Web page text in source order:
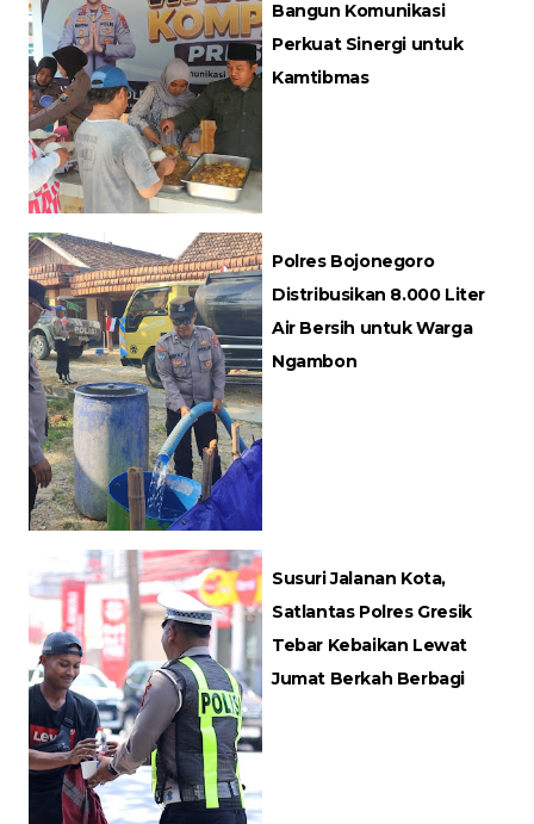
Bangun Komunikasi
Perkuat Sinergi untuk
Kamtibmas
Polres Bojonegoro
Distribusikan 8.000 Liter
Air Bersih untuk Warga
Ngambon
Susuri Jalanan Kota,
Satlantas Polres Gresik
Tebar Kebaikan Lewat
Jumat Berkah Berbagi